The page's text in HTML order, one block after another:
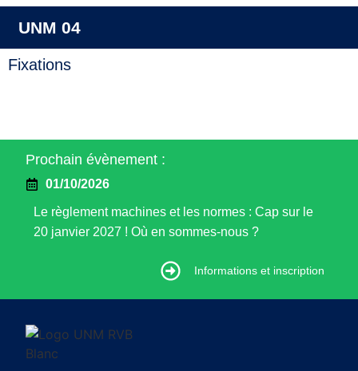
UNM 04
Fixations
Prochain évènement :
01/10/2026
Le règlement machines et les normes : Cap sur le
20 janvier 2027 ! Où en sommes-nous ?
Informations et inscription